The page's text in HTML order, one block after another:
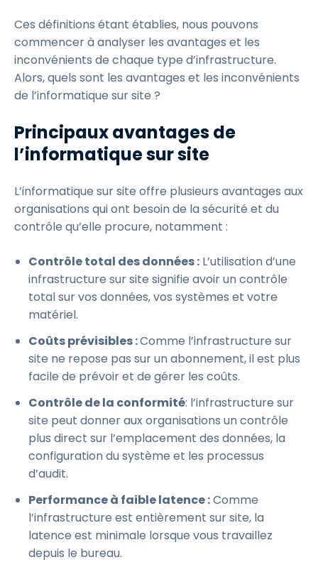
Ces définitions étant établies, nous pouvons
commencer à analyser les avantages et les
inconvénients de chaque type d’infrastructure.
Alors, quels sont les avantages et les inconvénients
de l’informatique sur site ?
Principaux avantages de
l’informatique sur site
L’informatique sur site offre plusieurs avantages aux
organisations qui ont besoin de la sécurité et du
contrôle qu’elle procure, notamment :
Contrôle total des données : L’utilisation d’une
infrastructure sur site signifie avoir un contrôle
total sur vos données, vos systèmes et votre
matériel.
Coûts prévisibles :Comme l’infrastructure sur
site ne repose pas sur un abonnement, il est plus
facile de prévoir et de gérer les coûts.
Contrôle de la conformité: l’infrastructure sur
site peut donner aux organisations un contrôle
plus direct sur l’emplacement des données, la
configuration du système et les processus
d’audit.
Performance à faible latence :Comme
l’infrastructure est entièrement sur site, la
latence est minimale lorsque vous travaillez
depuis le bureau.